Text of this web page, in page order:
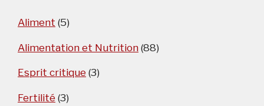
Aliment (5)
Alimentation et Nutrition (88)
Esprit critique (3)
Fertilité (3)